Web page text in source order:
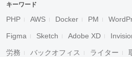
キーワード
PHP AWS Docker PM
Figma Sketch Adobe XD
労務 バックオフィス ライター